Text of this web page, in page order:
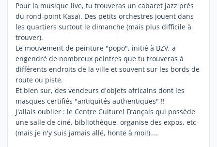
Pour la musique live, tu trouveras un cabaret jazz près
du rond-point Kasaï. Des petits orchestres jouent dans
les quartiers surtout le dimanche (mais plus difficile à
trouver).
Le mouvement de peinture "popo", initié à BZV, a
engendré de nombreux peintres que tu trouveras à
différents endroits de la ville et souvent sur les bords de
route ou piste.
Et bien sur, des vendeurs d'objets africains dont les
masques certifiés "antiquités authentiques" !!
J'allais oublier : le Centre Culturel Français qui possède
une salle de ciné, bibliothèque, organise des expos, etc
(mais je n'y suis jamais allé, honte à moi!)....